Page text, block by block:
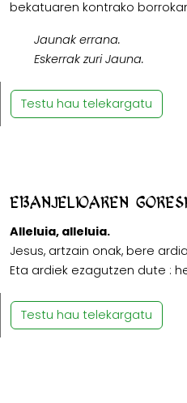
bekatuaren kontrako
Jaunak errana.
Eskerrak zuri Jauna.
Testu hau telekargatu
Ebanjelioaren
Alleluia, alleluia.
Jesus, artzain onak, bere
Eta ardiek ezagutzen dute :
Testu hau telekargatu